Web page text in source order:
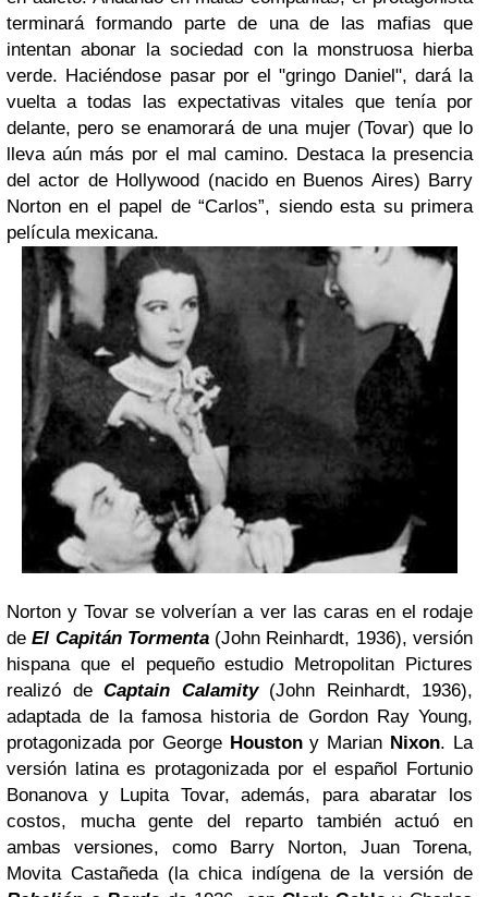
terminará formando parte de una de las mafias que
intentan abonar la sociedad con la monstruosa hierba
verde. Haciéndose pasar por el "gringo Daniel", dará la
vuelta a todas las expectativas vitales que tenía por
delante, pero se enamorará de una mujer (Tovar) que lo
lleva aún más por el mal camino. Destaca la presencia
del actor de Hollywood (nacido en Buenos Aires) Barry
Norton en el papel de “Carlos”, siendo esta su primera
película mexicana.
Norton y Tovar se volverían a ver las caras en el rodaje
deEl Capitán Tormenta(John Reinhardt, 1936), versión
hispana que el pequeño estudio Metropolitan Pictures
realizó de Captain Calamity(John Reinhardt, 1936),
adaptada de la famosa historia de Gordon Ray Young,
protagonizada por George Houstony Marian Nixon. La
versión latina es protagonizada por el español Fortunio
Bonanova y Lupita Tovar, además, para abaratar los
costos, mucha gente del reparto también actuó en
ambas versiones, como Barry Norton, Juan Torena,
Movita Castañeda (la chica indígena de la versión de